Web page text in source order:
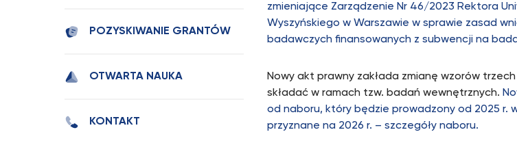
POZYSKIWANIE GRANTÓW
OTWARTA NAUKA
KONTAKT
zmieniające Zarządzenie Nr 46/2023 Rektora
Wyszyńskiego w Warszawie w sprawie zasad
badawczych finansowanych z subwencji na
Nowy akt prawny zakłada zmianę wzorów
składać w ramach tzw. badań wewnętrznych.
od naboru, który będzie prowadzony od 2025 r.
przyznane na 2026 r. – szczegóły naboru.